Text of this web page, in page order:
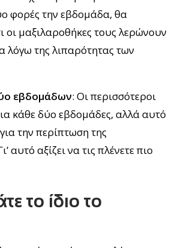
φορές την εβδομάδα, θα
οι μαξιλαροθήκες τους λερώνουν
λόγω της λιπαρότητας των
εβδομάδων: Οι περισσότεροι
κάθε δύο εβδομάδες, αλλά αυτό
την περίπτωση της
αυτό αξίζει να τις πλένετε πιο
το ίδιο το